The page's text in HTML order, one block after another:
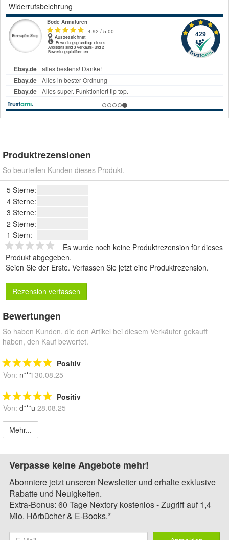
Widerrufsbelehrung
Produktrezensionen
So beurteilen Kunden dieses Produkt.
5 Sterne:
4 Sterne:
3 Sterne:
2 Sterne:
1 Stern:
Es wurde noch keine Produktrezension für dieses
Produkt abgegeben.
Seien Sie der Erste. Verfassen Sie jetzt eine Produktrezension.
Rezension verfassen
Bewertungen
So haben Kunden, die den Artikel bei diesem Verkäufer gekauft
haben, den Kauf bewertet.
Positiv
Von: n***i 30.08.25
Positiv
Von: d***u 28.08.25
Mehr...
Verpasse keine Angebote mehr!
Abonniere jetzt unseren Newsletter und erhalte exklusive
Rabatte und Neuigkeiten.
Extra-Bonus: 60 Tage Nextory kostenlos - Zugriff auf 1,4
Mio. Hörbücher & E-Books.*